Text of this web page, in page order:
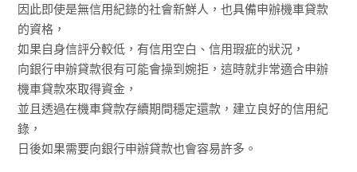
因此即使是無信用紀錄的社會新鮮人，也具備申辦機車貸款
的資格，
如果自身信評分較低，有信用空白、信用瑕疵的狀況，
向銀行申辦貸款很有可能會操到婉拒，這時就非常適合申辦
機車貸款來取得資金，
並且透過在機車貸款存續期間穩定還款，建立良好的信用紀
錄，
日後如果需要向銀行申辦貸款也會容易許多。